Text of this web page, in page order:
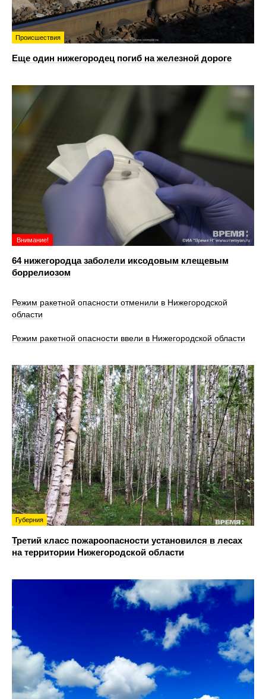
Происшествия
Еще один нижегородец погиб на железной дороге
Внимание!
64 нижегородца заболели иксодовым клещевым
боррелиозом
Режим ракетной опасности отменили в Нижегородской
области
Режим ракетной опасности ввели в Нижегородской области
Губерния
Третий класс пожароопасности установился в лесах
на территории Нижегородской области